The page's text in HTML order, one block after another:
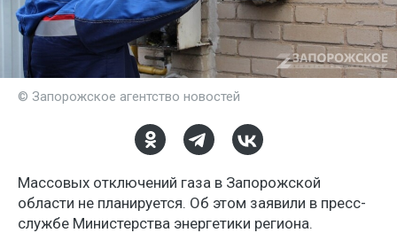
© Запорожское агентство новостей
Массовых отключений газа в Запорожской
области не планируется. Об этом заявили в пресс-
службе Министерства энергетики региона.